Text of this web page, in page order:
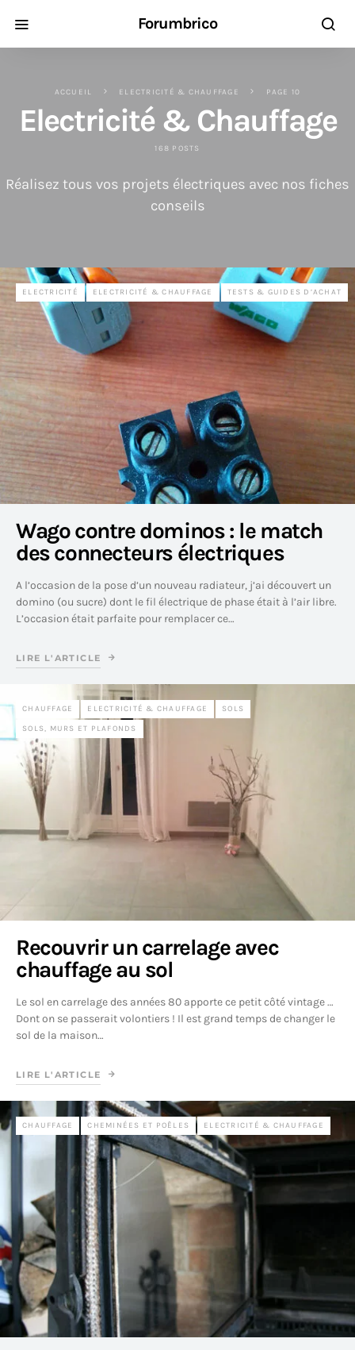
Forumbrico
ACCUEIL ELECTRICITÉ & CHAUFFAGE PAGE 10
Electricité & Chauffage
168 POSTS
Réalisez tous vos projets électriques avec nos fiches
conseils
ELECTRICITÉ ELECTRICITÉ & CHAUFFAGE TESTS & GUIDES D’ACHAT
Wago contre dominos : le match
des connecteurs électriques
A l’occasion de la pose d’un nouveau radiateur, j’ai découvert un
domino (ou sucre) dont le fil électrique de phase était à l’air libre.
L’occasion était parfaite pour remplacer ce…
LIRE L'ARTICLE
CHAUFFAGE ELECTRICITÉ & CHAUFFAGE SOLS
SOLS, MURS ET PLAFONDS
Recouvrir un carrelage avec
chauffage au sol
Le sol en carrelage des années 80 apporte ce petit côté vintage …
Dont on se passerait volontiers ! Il est grand temps de changer le
sol de la maison…
LIRE L'ARTICLE
CHAUFFAGE CHEMINÉES ET POÊLES ELECTRICITÉ & CHAUFFAGE